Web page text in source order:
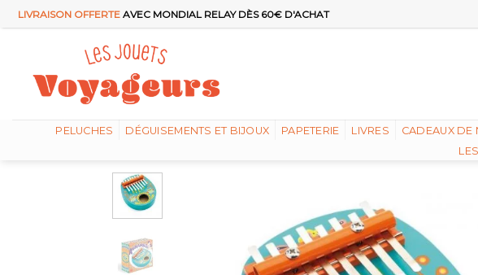
Passer
au
LIVRAISON OFFERTE AVEC MONDIAL RELAY DÈS 60€ D'ACHAT
PELUCHES DÉGUISEMENTS ET BIJOUX PAPETERIE LIVRES CADEAUX DE